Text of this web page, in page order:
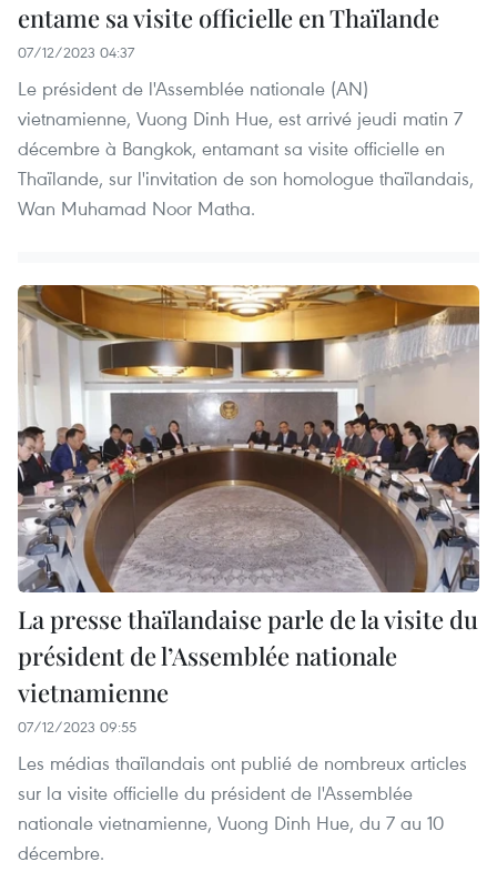
entame sa visite officielle en Thaïlande
07/12/2023 04:37
Le président de l'Assemblée nationale (AN)
vietnamienne, Vuong Dinh Hue, est arrivé jeudi matin 7
décembre à Bangkok, entamant sa visite officielle en
Thaïlande, sur l'invitation de son homologue thaïlandais,
Wan Muhamad Noor Matha.
La presse thaïlandaise parle de la visite du
président de l’Assemblée nationale
vietnamienne
07/12/2023 09:55
Les médias thaïlandais ont publié de nombreux articles
sur la visite officielle du président de l'Assemblée
nationale vietnamienne, Vuong Dinh Hue, du 7 au 10
décembre.